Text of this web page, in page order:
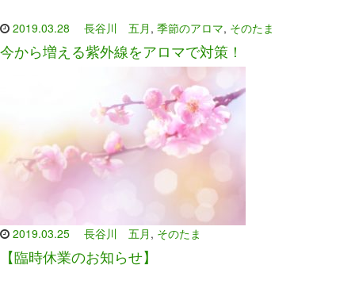
2019.03.28 長谷川 五月 , 季節のアロマ, そのたま
今から増える紫外線をアロマで対策！
2019.03.25 長谷川 五月 , そのたま
【臨時休業のお知らせ】